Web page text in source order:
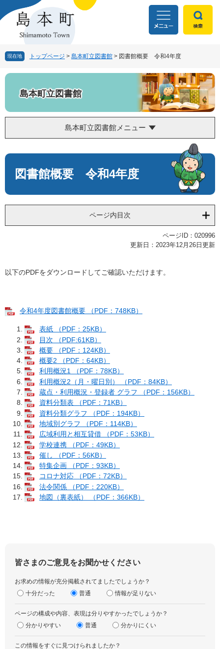
ー
す
ニ
し
文
へ
現在地 トップページ > 島本町立図書館 > 図書館概要 令和4年度
島本町立図書館
島本町立図書館メニュー
文
図書館概要 令和4年度
ページ内目次
ページID：020996
更新日：2023年12月26日更新
以下のPDFをダウンロードしてご確認いただけます。
令和4年度図書館概要 （PDF：748KB）
表紙 （PDF：25KB）
目次 （PDF:61KB）
概要 （PDF：124KB）
概要2 （PDF：64KB）
利用概況1 （PDF：78KB）
利用概況2（月・曜日別） （PDF：84KB）
蔵点・利用概況・登録者 グラフ （PDF：156KB）
資料分類表 （PDF：71KB）
資料分類グラフ （PDF：194KB）
地域別グラフ （PDF：114KB）
広域利用と相互貸借 （PDF：53KB）
学校連携 （PDF：49KB）
催し （PDF：56KB）
特集企画 （PDF：93KB）
コロナ対応 （PDF：72KB）
法令関係 （PDF：220KB）
地図（裏表紙） （PDF：366KB）
皆さまのご意見をお聞かせください
お求めの情報が充分掲載されてましたでしょうか？
十分だった
普通 情報が足りない
ページの構成や内容、表現は分りやすかったでしょうか？
分かりやすい
普通 分かりにくい
この情報をすぐに見つけられましたか？